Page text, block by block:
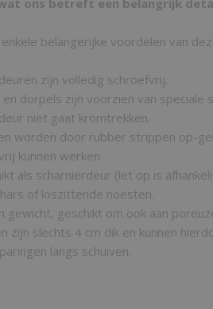
ons betreft een belangrijk
belangerijke voordelen van
zijn volledig schroefvrij.
en dorpels zijn voorzien van speciale
niet gaat kromtrekken.
worden door rubber strippen op-
kunnen werken.
als scharnierdeur (let op is
of loszittende noesten.
gewicht, geschikt om ook aan
zijn slechts 4 cm dik en kunnen
langs schuiven.